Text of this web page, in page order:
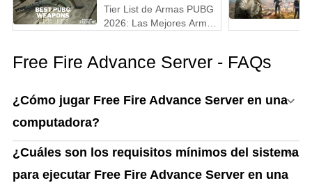
Tier List de Armas PUBG
2026: Las Mejores Armas
Free Fire Advance Server - FAQs
¿Cómo jugar Free Fire Advance Server en una
computadora?
¿Cuáles son los requisitos mínimos del sistema
para ejecutar Free Fire Advance Server en una